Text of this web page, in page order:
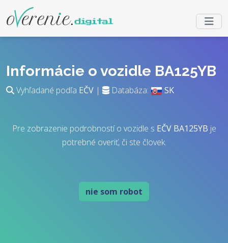
Informácie o vozidle BA125YB
Vyhľadané podľa EČV | Databáza: SK
Pre zobrazenie podrobností o vozidle s EČV BA125YB je
potrebné overiť, či ste človek.
nie som robot